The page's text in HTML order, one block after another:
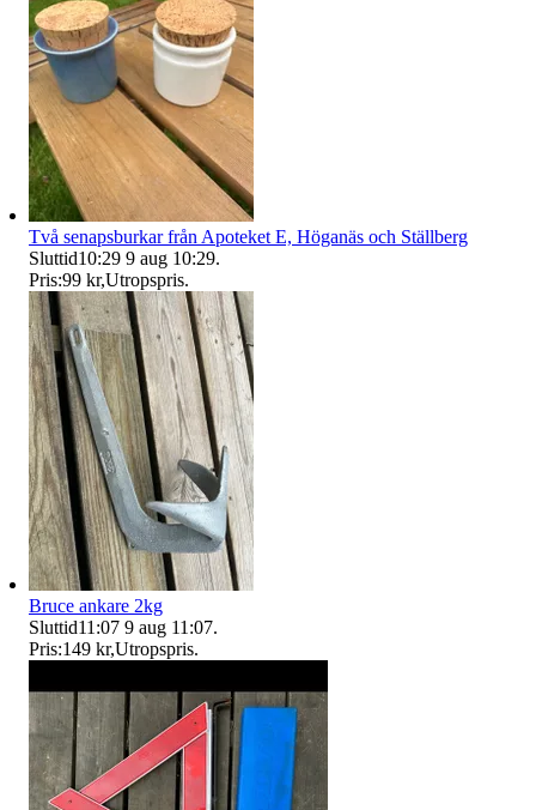
Två senapsburkar från Apoteket E, Höganäs och Ställberg
Sluttid10:29 9 aug 10:29.
Pris:99 kr,Utropspris.
Bruce ankare 2kg
Sluttid11:07 9 aug 11:07.
Pris:149 kr,Utropspris.